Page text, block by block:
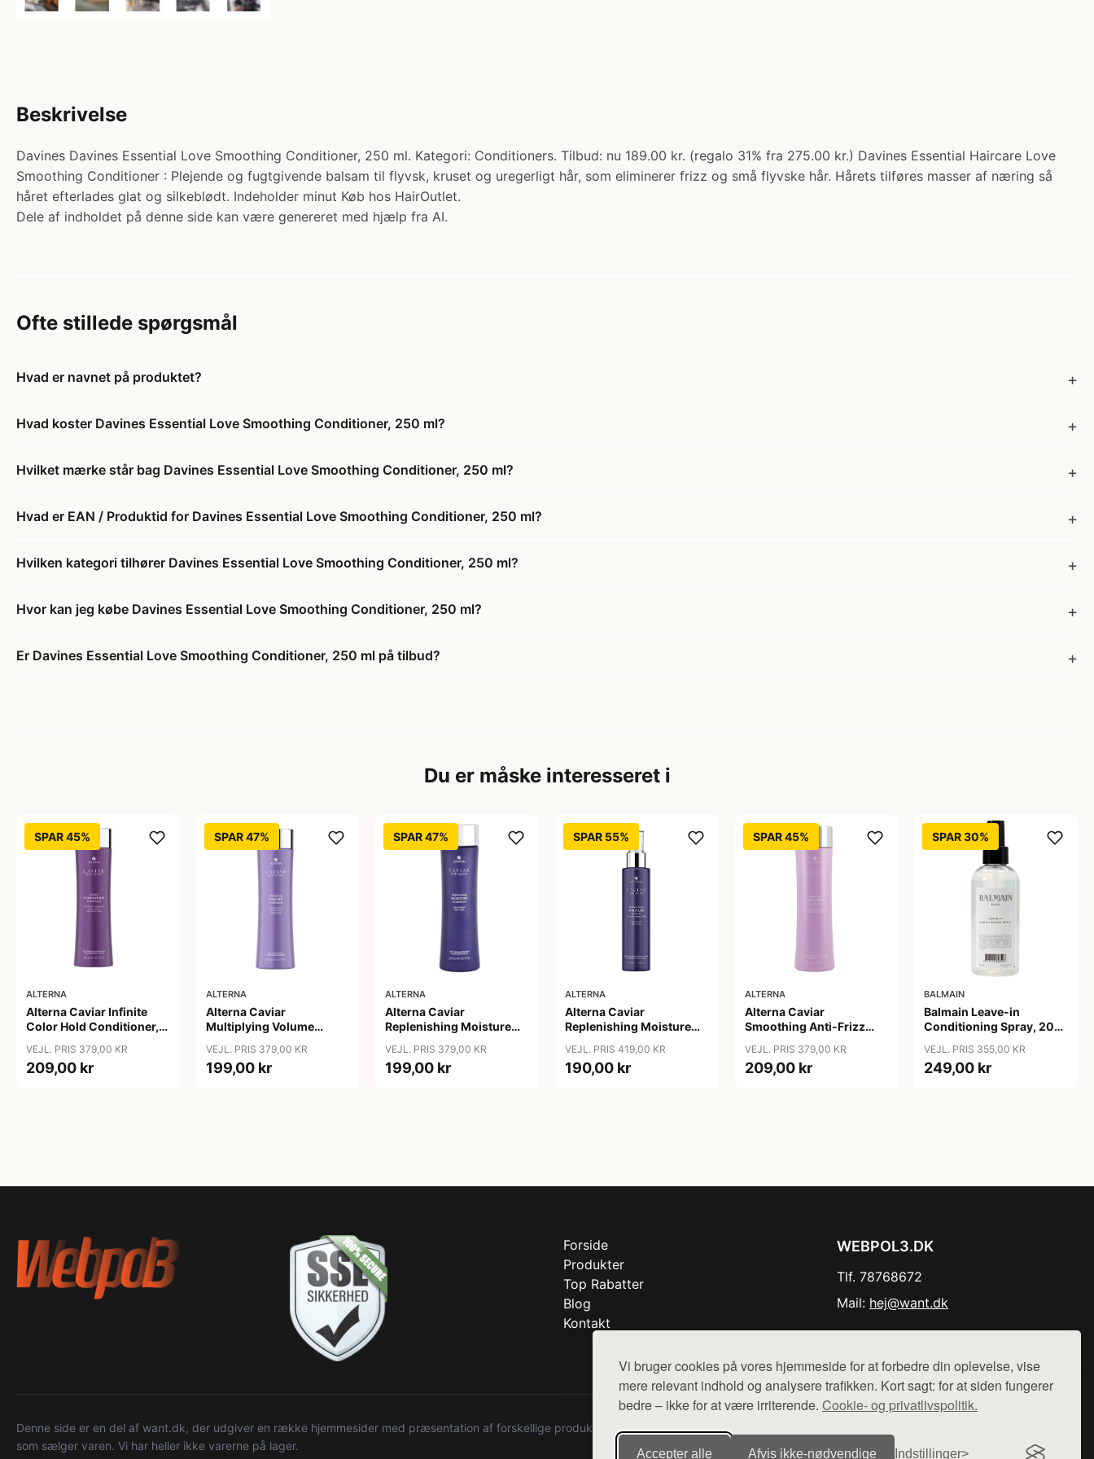
Vi bruger cookies på vores hjemmeside for at forbedre din oplevelse, vise
mere relevant indhold og analysere trafikken. Kort sagt: for at siden fungerer
bedre – ikke for at være irriterende. Cookie- og privatlivspolitik.
Accepter alle Afvis ikke‑nødvendige Indstillinger
Beskrivelse
Davines Davines Essential Love Smoothing Conditioner, 250 ml. Kategori: Conditioners. Tilbud: nu 189.00 kr. (regalo 31% fra 275.00 kr.) Davines Essential Haircare Love
Smoothing Conditioner : Plejende og fugtgivende balsam til flyvsk, kruset og uregerligt hår, som eliminerer frizz og små flyvske hår. Hårets tilføres masser af næring så
håret efterlades glat og silkeblødt. Indeholder minut Køb hos HairOutlet.
Dele af indholdet på denne side kan være genereret med hjælp fra AI.
Ofte stillede spørgsmål
Hvad er navnet på produktet?
Hvad koster Davines Essential Love Smoothing Conditioner, 250 ml?
Hvilket mærke står bag Davines Essential Love Smoothing Conditioner, 250 ml?
Hvad er EAN / Produktid for Davines Essential Love Smoothing Conditioner, 250 ml?
Hvilken kategori tilhører Davines Essential Love Smoothing Conditioner, 250 ml?
Hvor kan jeg købe Davines Essential Love Smoothing Conditioner, 250 ml?
Er Davines Essential Love Smoothing Conditioner, 250 ml på tilbud?
Du er måske interesseret i
SPAR 45%
ALTERNA
Alterna Caviar Infinite
Color Hold Conditioner,
VEJL. PRIS 379,00 KR
209,00 kr
SPAR 47%
ALTERNA
Alterna Caviar
Multiplying Volume
VEJL. PRIS 379,00 KR
199,00 kr
SPAR 47%
ALTERNA
Alterna Caviar
Replenishing Moisture
VEJL. PRIS 379,00 KR
199,00 kr
SPAR 55%
ALTERNA
Alterna Caviar
Replenishing Moisture
Milk, 147 ml
VEJL. PRIS 419,00 KR
190,00 kr
SPAR 45%
ALTERNA
Alterna Caviar
Smoothing Anti-Frizz
VEJL. PRIS 379,00 KR
209,00 kr
SPAR 30%
BALMAIN
Balmain Leave-in
Conditioning Spray, 200
VEJL. PRIS 355,00 KR
249,00 kr
Forside
Produkter
Top Rabatter
Blog
Kontakt
WEBPOL3.DK
Tlf. 78768672
Mail: hej@want.dk
Denne side er en del af want.dk, der udgiver en række hjemmesider med præsentation af forskellige produkter fra diverse webshops. Der sælges ikke varer fra denne side - vi henviser til de shops,
som sælger varen. Vi har heller ikke varerne på lager.